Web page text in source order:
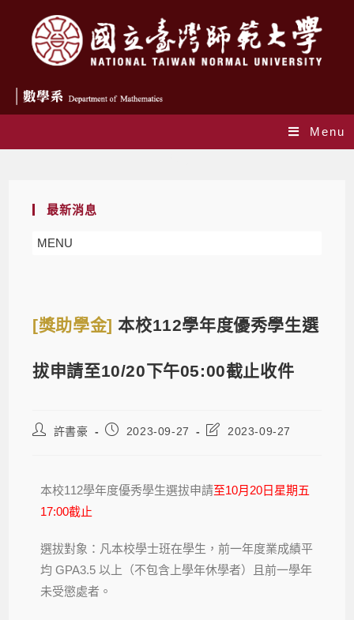
Menu
最新消息
MENU
[獎助學金]本校112學年度優秀學生選
拔申請至10/20下午05:00截止收件
許書豪 2023-09-27 2023-09-27
本校112學年度優秀學生選拔申請至10月20日星期五
17:00截止
選拔對象：凡本校學士班在學生，前一年度業成績平
均 GPA3.5 以上（不包含上學年休學者）且前一學年
未受懲處者。